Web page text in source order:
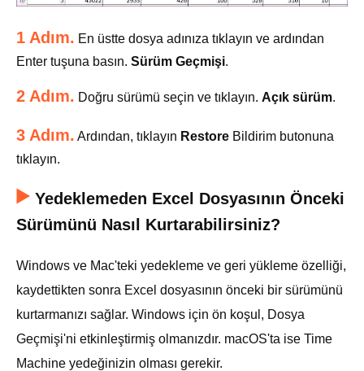
1 Adım. En üstte dosya adınıza tıklayın ve ardından
Enter tuşuna basın. Sürüm Geçmişi.
2 Adım. Doğru sürümü seçin ve tıklayın. Açık sürüm.
3 Adım. Ardından, tıklayın Restore Bildirim butonuna
tıklayın.
Yedeklemeden Excel Dosyasının Önceki
Sürümünü Nasıl Kurtarabilirsiniz?
Windows ve Mac'teki yedekleme ve geri yükleme özelliği,
kaydettikten sonra Excel dosyasının önceki bir sürümünü
kurtarmanızı sağlar. Windows için ön koşul, Dosya
Geçmişi'ni etkinleştirmiş olmanızdır. macOS'ta ise Time
Machine yedeğinizin olması gerekir.